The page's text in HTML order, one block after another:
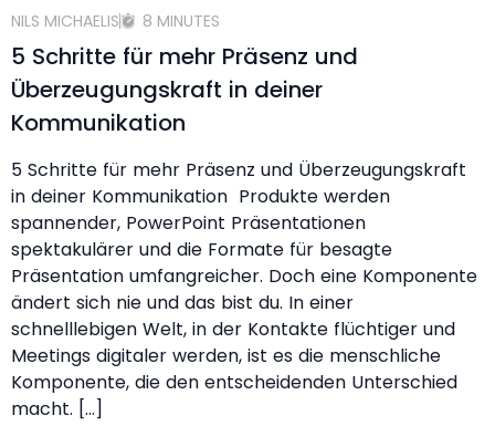
NILS MICHAELIS 8 MINUTES
5 Schritte für mehr Präsenz und
Überzeugungskraft in deiner
Kommunikation
5 Schritte für mehr Präsenz und Überzeugungskraft
in deiner Kommunikation Produkte werden
spannender, PowerPoint Präsentationen
spektakulärer und die Formate für besagte
Präsentation umfangreicher. Doch eine Komponente
ändert sich nie und das bist du. In einer
schnelllebigen Welt, in der Kontakte flüchtiger und
Meetings digitaler werden, ist es die menschliche
Komponente, die den entscheidenden Unterschied
macht. […]